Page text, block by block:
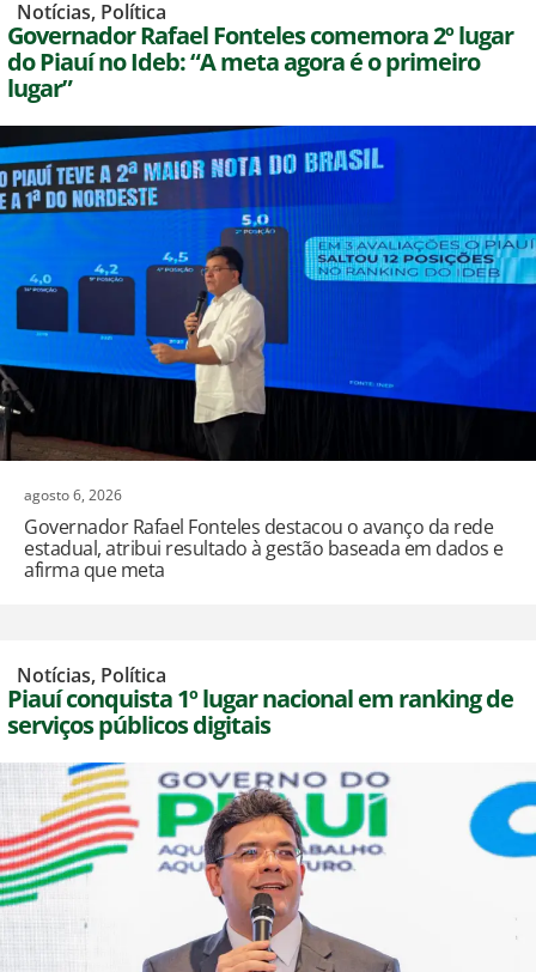
Notícias, Política
Governador Rafael Fonteles comemora 2º lugar
do Piauí no Ideb: “A meta agora é o primeiro
lugar”
agosto 6, 2026
Governador Rafael Fonteles destacou o avanço da rede
estadual, atribui resultado à gestão baseada em dados e
afirma que meta
Notícias, Política
Piauí conquista 1º lugar nacional em ranking de
serviços públicos digitais